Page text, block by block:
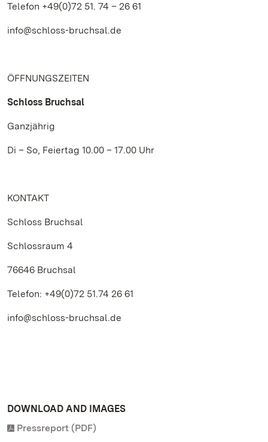
Telefon +49(0)72 51. 74 – 26 61
info@schloss-bruchsal.de
ÖFFNUNGSZEITEN
Schloss Bruchsal
Ganzjährig
Di – So, Feiertag 10.00 – 17.00 Uhr
KONTAKT
Schloss Bruchsal
Schlossraum 4
76646 Bruchsal
Telefon: +49(0)72 51.74 26 61
info@schloss-bruchsal.de
DOWNLOAD AND IMAGES
Pressreport (PDF)